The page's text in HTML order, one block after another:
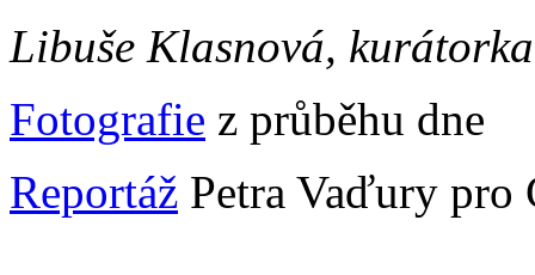
Libuše Klasnová,
Fotografie z průběhu dne
Reportáž Petra Vaďury pro